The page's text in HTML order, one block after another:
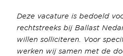
Deze vacature is bedoeld
rechtstreeks bij Ballast
willen solliciteren. Voor
werken wij samen met de